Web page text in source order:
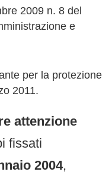
2009 n. 8 del
e
per la protezione
2011.
attenzione
fissati
2004,